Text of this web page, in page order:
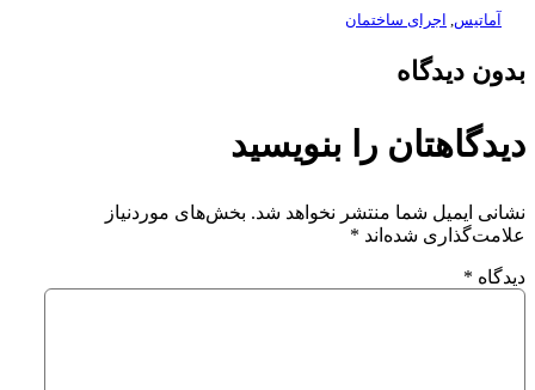
آماتیس اجرای ساختمان
بدون دیدگاه
دیدگاهتان را بنویسید
نشانی ایمیل شما منتشر نخواهد شد. بخش‌های موردنیاز
علامت‌گذاری شده‌اند *
دیدگاه *